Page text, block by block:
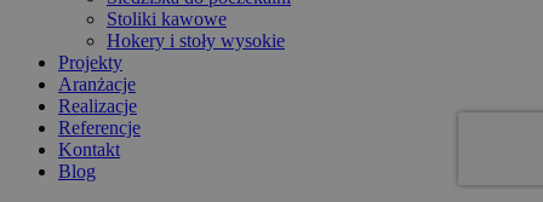
Stoliki kawowe
Hokery i stoły wysokie
Projekty
Aranżacje
Realizacje
Referencje
Kontakt
Blog